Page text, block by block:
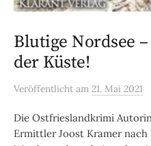
Blutige Nordsee
der Küste!
Veröffentlicht am 21. Mai 2021
Die Ostfrieslandkrimi
Ermittler Joost Kramer